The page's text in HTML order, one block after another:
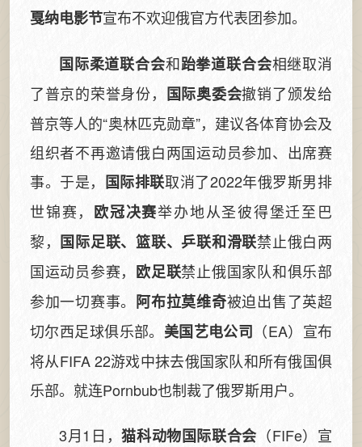
戛纳电影节宣布不欢迎俄官方代表团参加。
国际柔道联合会和跆拳道联合会相继取消
了普京的荣誉身份， 国际奥委会撤销了颁发给
普京等人的“奥林匹克勋章”，建议各体育协会及
组织者不再邀请俄白两国运动员参加、出席赛
事。于是， 国际排联取消了2022年俄罗斯男排
世锦赛， 欧冠决赛举办地从圣彼得堡迁至巴
黎， 国际足联、篮联、乒联和滑联禁止俄白两
国运动员参赛， 欧足联禁止俄国家队和俱乐部
参加一切赛事。 阿布拉莫维奇被迫出售了英超
切尔西足球俱乐部。 美国艺电公司 （EA）宣布
将从FIFA 22游戏中抹去俄国家队和所有俄国俱
乐部。就连Pornbub也制裁了俄罗斯用户。
3月1日，猫科动物国际联合会 （FIFe）宣